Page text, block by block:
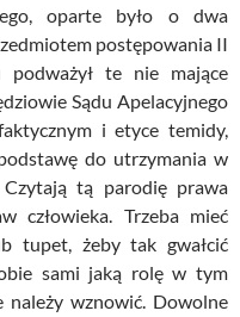
oparte było o dwa
postępowania II
te nie mające
Sądu Apelacyjnego
i etyce temidy,
do utrzymania w
tą parodię prawa
człowieka. Trzeba mieć
tupet, żeby tak gwałcić
sami jaką rolę w tym
należy wznowić. Dowolne